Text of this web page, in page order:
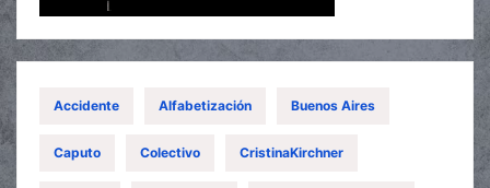
Accidente Alfabetización Buenos Aires
Caputo Colectivo CristinaKirchner